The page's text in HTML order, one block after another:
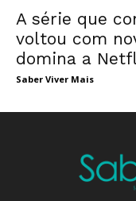
A série que
voltou com
domina a
Saber Viver Mais